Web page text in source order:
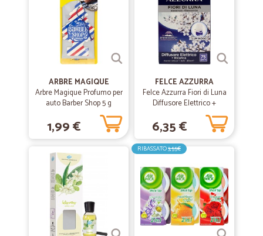
ARBRE MAGIQUE
Arbre Magique Profumo per
auto Barber Shop 5 g
1,99 €
FELCE AZZURRA
Felce Azzurra Fiori di Luna
Diffusore Elettrico +
Ricarica 20 ml 75gg
6,35 €
RIBASSATO3,55€